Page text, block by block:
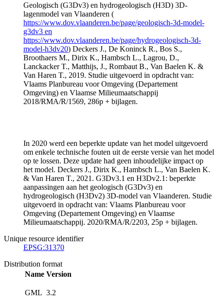
Geologisch (G3Dv3) en hydrogeologisch (H3D) 3D-
lagenmodel van Vlaanderen (
https://www.dov.vlaanderen.be/page/geologisch-3d-model-
g3dv3 en
https://www.dov.vlaanderen.be/page/hydrogeologisch-3d-
model-h3dv20) Deckers J., De Koninck R., Bos S.,
Broothaers M., Dirix K., Hambsch L., Lagrou, D.,
Lanckacker T., Matthijs, J., Rombaut B., Van Baelen K. &
Van Haren T., 2019. Studie uitgevoerd in opdracht van:
Vlaams Planbureau voor Omgeving (Departement
Omgeving) en Vlaamse Milieumaatschappij
2018/RMA/R/1569, 286p + bijlagen.
In 2020 werd een beperkte update van het model uitgevoerd
om enkele technische fouten uit de eerste versie van het model
op te lossen. Deze update had geen inhoudelijke impact op
het model. Deckers J., Dirix K., Hambsch L., Van Baelen K.
& Van Haren T., 2021. G3Dv3.1 en H3Dv2.1: beperkte
aanpassingen aan het geologisch (G3Dv3) en
hydrogeologisch (H3Dv2) 3D-model van Vlaanderen. Studie
uitgevoerd in opdracht van: Vlaams Planbureau voor
Omgeving (Departement Omgeving) en Vlaamse
Milieumaatschappij. 2020/RMA/R/2203, 25p + bijlagen.
Unique resource identifier
EPSG:31370
Distribution format
Name Version
GML 3.2